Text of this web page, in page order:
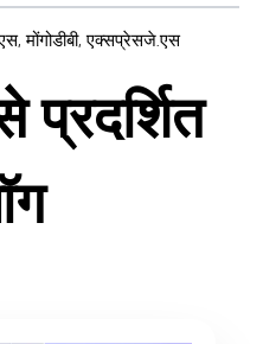
,मोंगोडीबी,एक्सप्रेसजे.एस
प्रदर्शित